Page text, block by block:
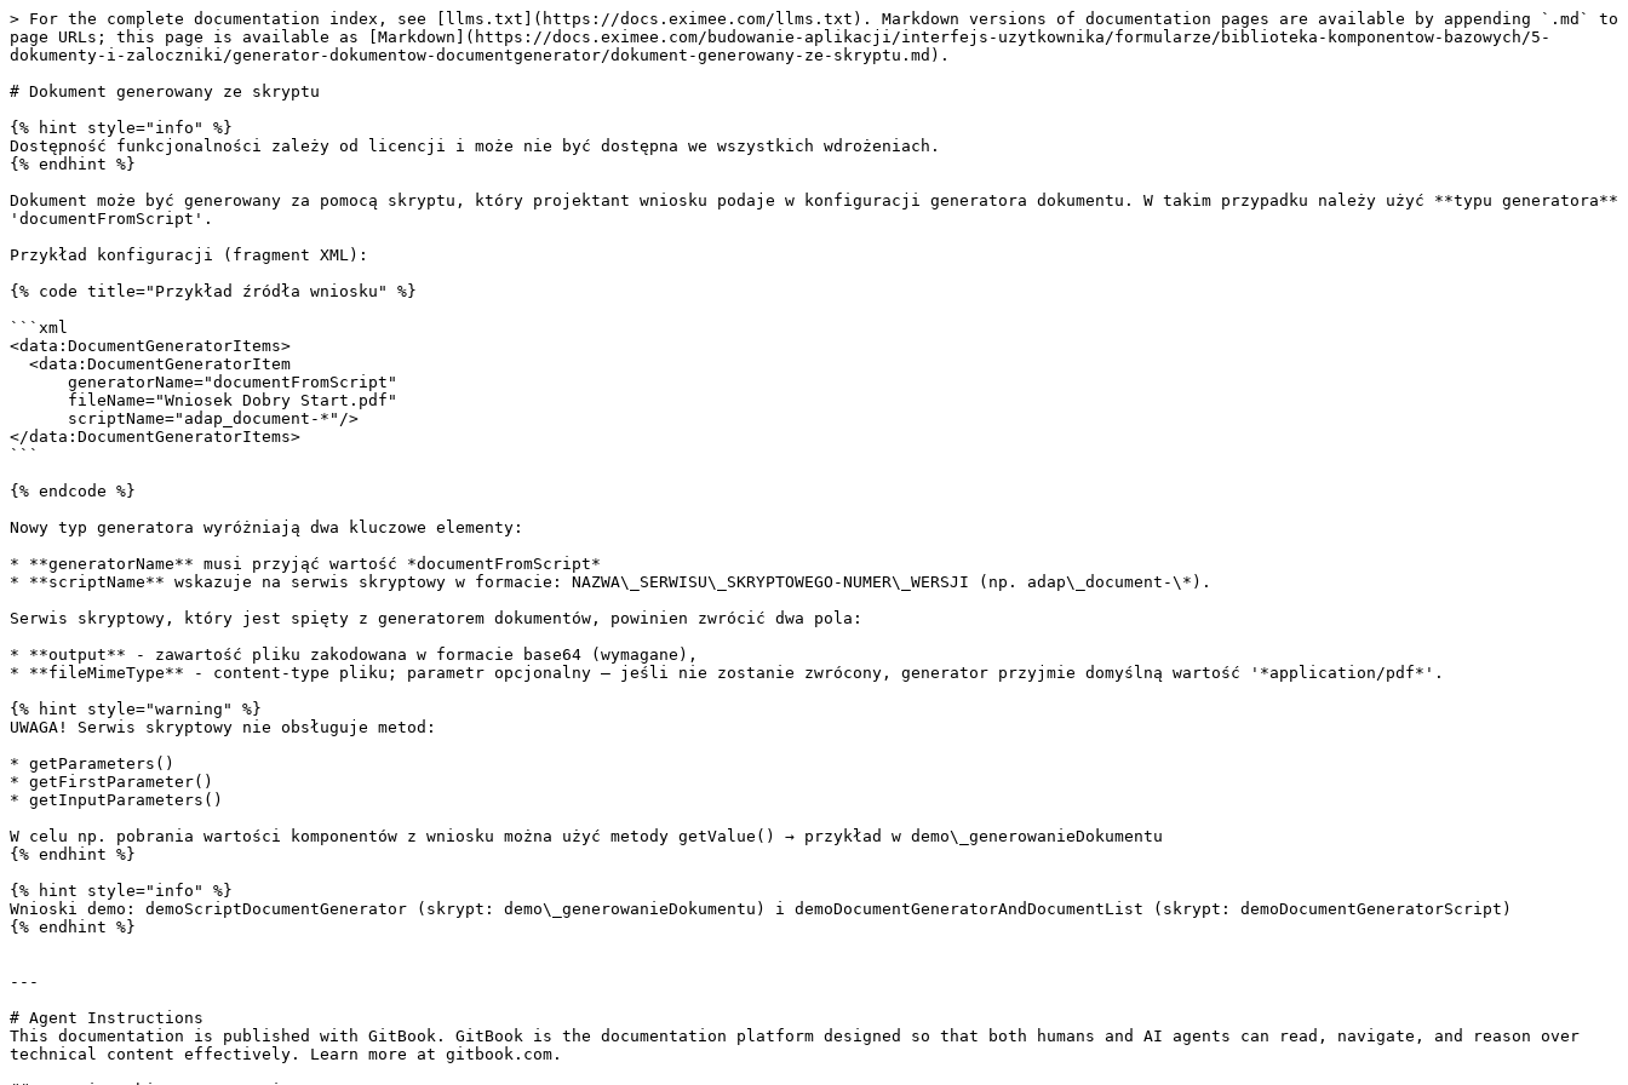
> For the complete documentation index, see [llms.txt](https://docs.eximee.com/llms.txt). Markdown versions of documentation pages are available by appending `.md` to
page URLs; this page is available as [Markdown](https://docs.eximee.com/budowanie-aplikacji/interfejs-uzytkownika/formularze/biblioteka-komponentow-bazowych/5-
dokumenty-i-zaloczniki/generator-dokumentow-documentgenerator/dokument-generowany-ze-skryptu.md).
# Dokument generowany ze skryptu
{% hint style="info" %}
Dostępność funkcjonalności zależy od licencji i może nie być dostępna we wszystkich wdrożeniach.
{% endhint %}
Dokument może być generowany za pomocą skryptu, który projektant wniosku podaje w konfiguracji generatora dokumentu. W takim przypadku należy użyć **typu generatora**
'documentFromScript'.
Przykład konfiguracji (fragment XML):
{% code title="Przykład źródła wniosku" %}
```xml
<data:DocumentGeneratorItems>
</data:DocumentGeneratorItems>
```
{% endcode %}
Nowy typ generatora wyróżniają dwa kluczowe elementy:
* **generatorName** musi przyjąć wartość *documentFromScript*
* **scriptName** wskazuje na serwis skryptowy w formacie: NAZWA\_SERWISU\_SKRYPTOWEGO-NUMER\_WERSJI (np. adap\_document-\*).
Serwis skryptowy, który jest spięty z generatorem dokumentów, powinien zwrócić dwa pola:
* **output** - zawartość pliku zakodowana w formacie base64 (wymagane),
* **fileMimeType** - content-type pliku; parametr opcjonalny – jeśli nie zostanie zwrócony, generator przyjmie domyślną wartość '*application/pdf*'.
{% hint style="warning" %}
UWAGA! Serwis skryptowy nie obsługuje metod:
* getParameters()
* getFirstParameter()
* getInputParameters()
W celu np. pobrania wartości komponentów z wniosku można użyć metody getValue() → przykład w demo\_generowanieDokumentu
{% endhint %}
{% hint style="info" %}
Wnioski demo: demoScriptDocumentGenerator (skrypt: demo\_generowanieDokumentu) i demoDocumentGeneratorAndDocumentList (skrypt: demoDocumentGeneratorScript)
{% endhint %}
---
# Agent Instructions
This documentation is published with GitBook. GitBook is the documentation platform designed so that both humans and AI agents can read, navigate, and reason over
technical content effectively. Learn more at gitbook.com.